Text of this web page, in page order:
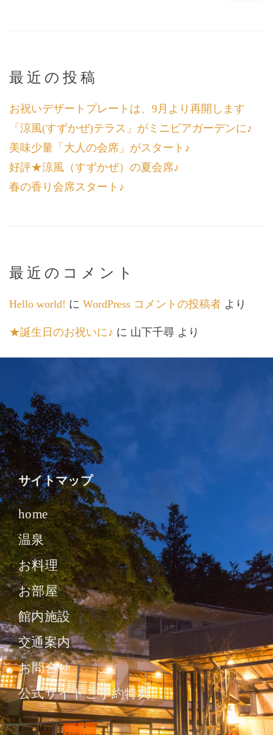
最近の投稿
お祝いデザートプレートは、9月より再開します
「涼風(すずかぜ)テラス」がミニビアガーデンに♪
美味少量「大人の会席」がスタート♪
好評★涼風（すずかぜ）の夏会席♪
春の香り会席スタート♪
最近のコメント
Hello world! に WordPress コメントの投稿者 より
★誕生日のお祝いに♪ に 山下千尋 より
サイトマップ
home
温泉
お料理
お部屋
館内施設
交通案内
お問合せ
公式サイトご予約特典